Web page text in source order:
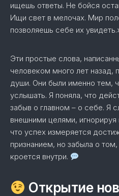
ищешь ответы. Не бойся
Ищи свет в мелочах. Мир
позволяешь себе их
Эти простые слова,
человеком много лет назад,
души. Они были именно тем,
услышать. Я поняла, что
забыв о главном – о себе. Я
внешними целями, игнорируя
что успех измеряется
признанием, но забыла о
кроется внутри.
Открытие